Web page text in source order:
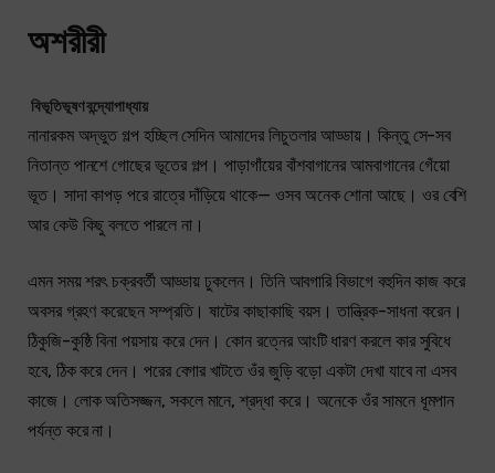
অশরীরী
বিভূতিভূষণ বন্দ্যোপাধ্যায়
নানারকম অদ্ভুত গল্প হচ্ছিল সেদিন আমাদের লিচুতলার আড্ডায়। কিন্তু সে-সব
নিতান্ত পানশে গোছের ভূতের গল্প। পাড়াগাঁয়ের বাঁশবাগানের আমবাগানের গেঁয়ো
ভূত। সাদা কাপড় পরে রাত্রে দাঁড়িয়ে থাকে— ওসব অনেক শোনা আছে। ওর বেশি
আর কেউ কিছু বলতে পারলে না।
এমন সময় শরৎ চক্রবর্তী আড্ডায় ঢুকলেন। তিনি আবগারি বিভাগে বহুদিন কাজ করে
অবসর গ্রহণ করেছেন সম্প্রতি। ষাটের কাছাকাছি বয়স। তান্ত্রিক-সাধনা করেন।
ঠিকুজি-কুষ্ঠি বিনা পয়সায় করে দেন। কোন রত্নের আংটি ধারণ করলে কার সুবিধে
হবে, ঠিক করে দেন। পরের বেগার খাটতে ওঁর জুড়ি বড়ো একটা দেখা যাবে না এসব
কাজে। লোক অতিসজ্জন, সকলে মানে, শ্রদ্ধা করে। অনেকে ওঁর সামনে ধূমপান
পর্যন্ত করে না।